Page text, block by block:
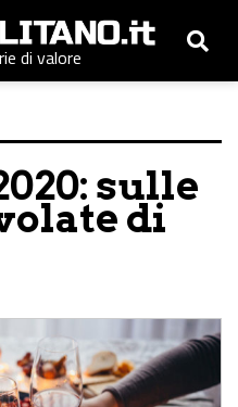
di valore
sulle
di